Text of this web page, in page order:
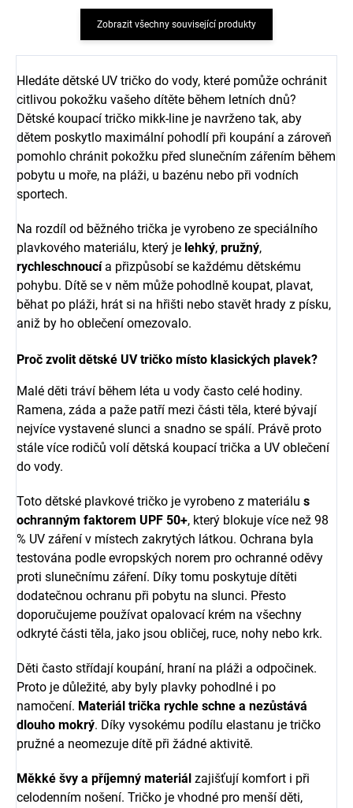
Zobrazit všechny související produkty
Hledáte dětské UV tričko do vody, které pomůže ochránit
citlivou pokožku vašeho dítěte během letních dnů?
Dětské koupací tričko mikk-line je navrženo tak, aby
dětem poskytlo maximální pohodlí při koupání a zároveň
pomohlo chránit pokožku před slunečním zářením během
pobytu u moře, na pláži, u bazénu nebo při vodních
sportech.
Na rozdíl od běžného trička je vyrobeno ze speciálního
plavkového materiálu, který je lehký, pružný,
rychleschnoucía přizpůsobí se každému dětskému
pohybu. Dítě se v něm může pohodlně koupat, plavat,
běhat po pláži, hrát si na hřišti nebo stavět hrady z písku,
aniž by ho oblečení omezovalo.
Proč zvolit dětské UV tričko místo klasických plavek?
Malé děti tráví během léta u vody často celé hodiny.
Ramena, záda a paže patří mezi části těla, které bývají
nejvíce vystavené slunci a snadno se spálí. Právě proto
stále více rodičů volí dětská koupací trička a UV oblečení
do vody.
Toto dětské plavkové tričko je vyrobeno z materiálu s
ochranným faktorem UPF 50+, který blokuje více než 98
% UV záření v místech zakrytých látkou. Ochrana byla
testována podle evropských norem pro ochranné oděvy
proti slunečnímu záření. Díky tomu poskytuje dítěti
dodatečnou ochranu při pobytu na slunci. Přesto
doporučujeme používat opalovací krém na všechny
odkryté části těla, jako jsou obličej, ruce, nohy nebo krk.
Děti často střídají koupání, hraní na pláži a odpočinek.
Proto je důležité, aby byly plavky pohodlné i po
namočení. Materiál trička rychle schne a nezůstává
dlouho mokrý. Díky vysokému podílu elastanu je tričko
pružné a neomezuje dítě při žádné aktivitě.
Měkké švy a příjemný materiál zajišťují komfort i při
celodenním nošení. Tričko je vhodné pro menší děti,